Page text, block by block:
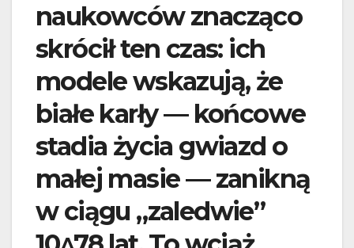
naukowców znacząco
skrócił ten czas: ich
modele wskazują, że
białe karły — końcowe
stadia życia gwiazd o
małej masie — zanikną
w ciągu „zaledwie”